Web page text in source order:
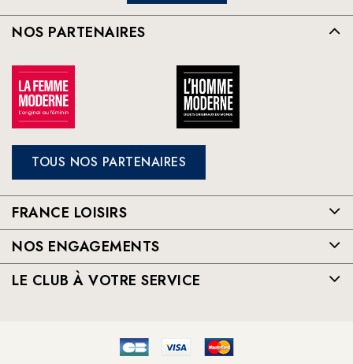
NOS PARTENAIRES
TOUS NOS PARTENAIRES
FRANCE LOISIRS
NOS ENGAGEMENTS
LE CLUB À VOTRE SERVICE